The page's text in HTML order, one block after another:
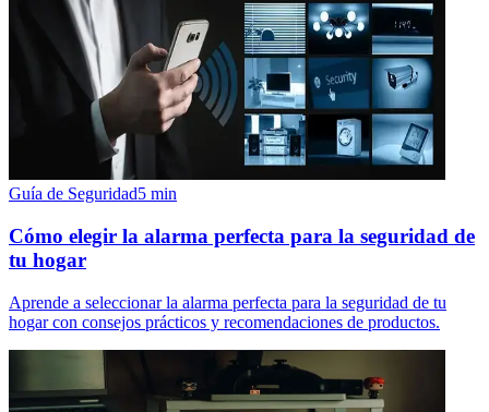
Guía de Seguridad5 min
Cómo elegir la alarma perfecta para la seguridad de
tu hogar
Aprende a seleccionar la alarma perfecta para la seguridad de tu
hogar con consejos prácticos y recomendaciones de productos.